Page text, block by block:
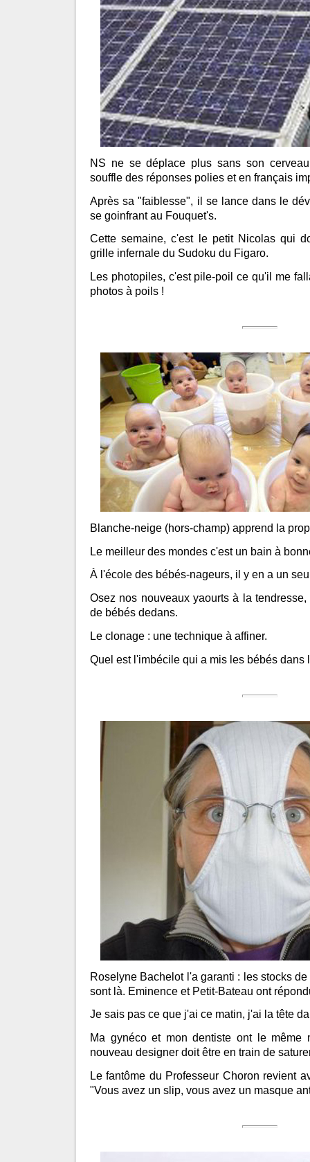
NS ne se déplace plus sans son
souffle des réponses polies et en français
Après sa "faiblesse", il se lance dans le
se goinfrant au Fouquet's.
Cette semaine, c'est le petit Nicolas qui
grille infernale du Sudoku du Figaro.
Les photopiles, c'est pile-poil ce qu'il me
photos à poils !
Blanche-neige (hors-champ) apprend la
Le meilleur des mondes c'est un bain à
À l'école des bébés-nageurs, il y en a un
Osez nos nouveaux yaourts à la
de bébés dedans.
Le clonage : une technique à affiner.
Quel est l'imbécile qui a mis les bébés dans
Roselyne Bachelot l'a garanti : les stocks
sont là. Eminence et Petit-Bateau ont
Je sais pas ce que j'ai ce matin, j'ai la tête
Ma gynéco et mon dentiste ont le même
nouveau designer doit être en train de
Le fantôme du Professeur Choron revient
"Vous avez un slip, vous avez un masque